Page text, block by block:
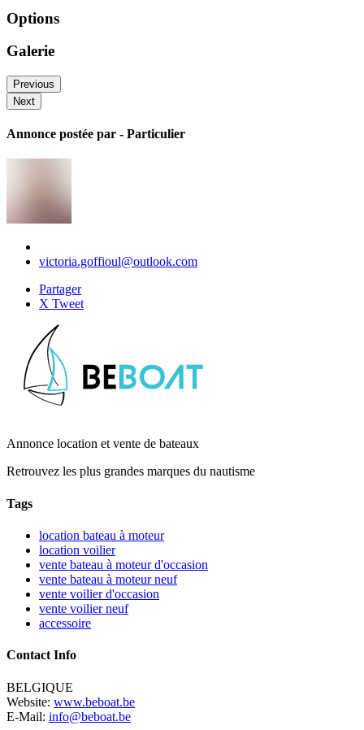
Options
Galerie
Previous
Next
Annonce postée par - Particulier
victoria.goffioul@outlook.com
Partager
X Tweet
Annonce location et vente de bateaux
Retrouvez les plus grandes marques du nautisme
Tags
location bateau à moteur
location voilier
vente bateau à moteur d'occasion
vente bateau à moteur neuf
vente voilier d'occasion
vente voilier neuf
accessoire
Contact Info
BELGIQUE
Website: www.beboat.be
E-Mail: info@beboat.be